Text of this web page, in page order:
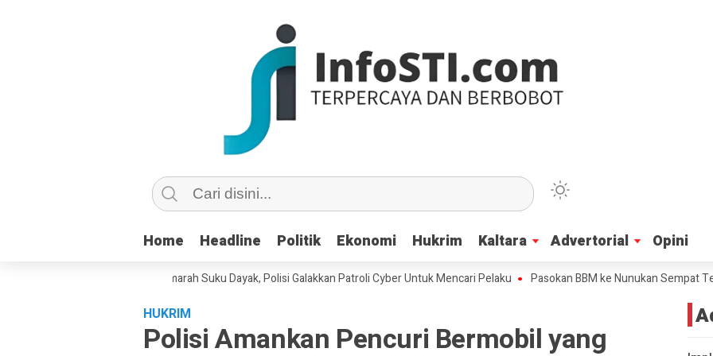
Home Headline Politik Ekonomi Hukrim Kaltara Advertorial Opini
Home Headline Politik Ekonomi Hukrim Kaltara Advertorial Opini
di Medsos Picu Amarah Suku Dayak, Polisi Galakkan Patroli Cyber Untuk Mencari Pelaku Pasokan BBM ke Nunukan Sempat Terhenti
HUKRIM
Polisi Amankan Pencuri Bermobil yang